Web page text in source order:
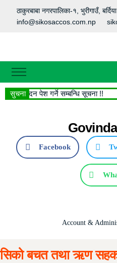
ठाकुरबाबा नगरपालिका-१, भुरीगाउँ, बर्दिया
info@sikosaccos.com.np
गृहपृष्ठ
हाम्रो बारेमा
हाम्रा सेवाहरु
सामाजिक सेवा
महत्वपुर्ण लिङ्कहरु
सुचनाआवेदन पेश गर्ने सम्बन्धि सूचना !!
Facebook
Account &
सिको बचत तथा ऋण